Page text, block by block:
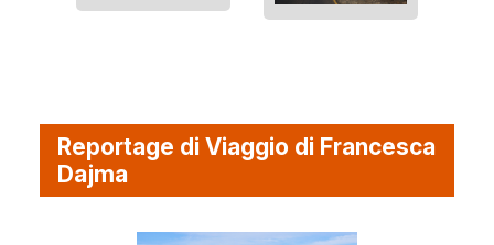
Reportage di Viaggio di Francesca
Dajma